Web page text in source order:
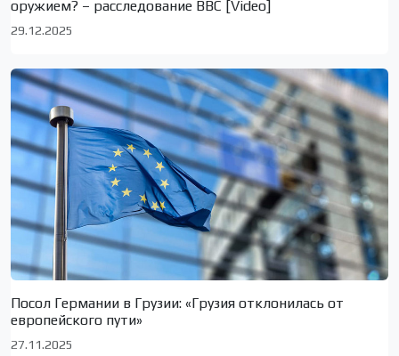
оружием? – расследование BBC [Video]
29.12.2025
Посол Германии в Грузии: «Грузия отклонилась от
европейского пути»
27.11.2025